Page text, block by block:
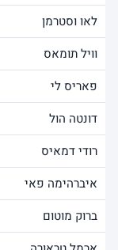
לאו וסטרמן
וויל תומאס
פאריס לי
דונטה הול
רודי דמאיס
איברהימה פאי
ברוק מוטום